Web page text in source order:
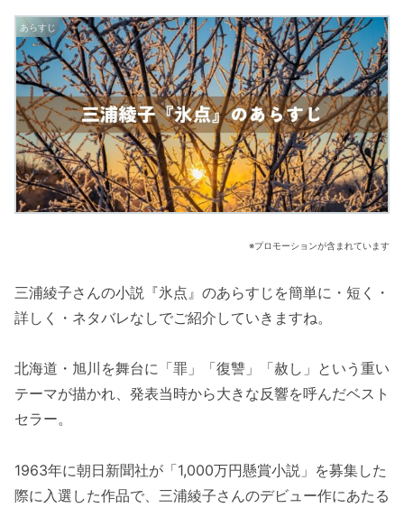
あらすじ
※プロモーションが含まれています
三浦綾子さんの小説『氷点』のあらすじを簡単に・短く・
詳しく・ネタバレなしでご紹介していきますね。
北海道・旭川を舞台に「罪」「復讐」「赦し」という重い
テーマが描かれ、発表当時から大きな反響を呼んだベスト
セラー。
1963年に朝日新聞社が「1,000万円懸賞小説」を募集した
際に入選した作品で、三浦綾子さんのデビュー作にあたる